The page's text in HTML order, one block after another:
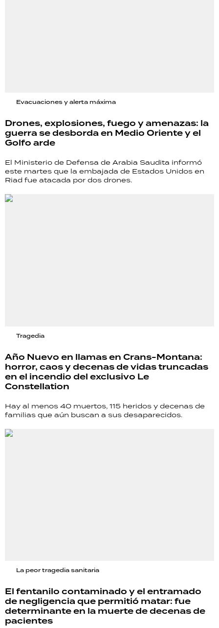
Evacuaciones y alerta máxima
Drones, explosiones, fuego y amenazas: la
guerra se desborda en Medio Oriente y el
Golfo arde
El Ministerio de Defensa de Arabia Saudita informó
este martes que la embajada de Estados Unidos en
Riad fue atacada por dos drones.
Tragedia
Año Nuevo en llamas en Crans-Montana:
horror, caos y decenas de vidas truncadas
en el incendio del exclusivo Le
Constellation
Hay al menos 40 muertos, 115 heridos y decenas de
familias que aún buscan a sus desaparecidos.
La peor tragedia sanitaria
El fentanilo contaminado y el entramado
de negligencia que permitió matar: fue
determinante en la muerte de decenas de
pacientes